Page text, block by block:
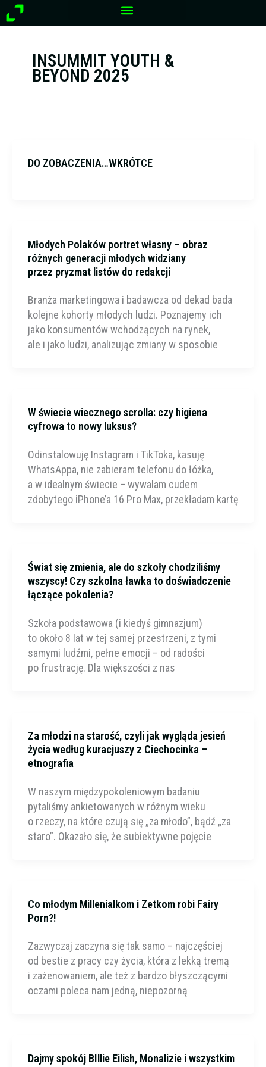
Przejdź
do
INSUMMIT YOUTH &
BEYOND 2025
DO ZOBACZENIA…WKRÓTCE
Młodych Polaków portret własny – obraz
różnych generacji młodych widziany
przez pryzmat listów do redakcji
Branża marketingowa i badawcza od dekad bada
kolejne kohorty młodych ludzi. Poznajemy ich
jako konsumentów wchodzących na rynek,
ale i jako ludzi, analizując zmiany w sposobie
W świecie wiecznego scrolla: czy higiena
cyfrowa to nowy luksus?
Odinstalowuję Instagram i TikToka, kasuję
WhatsAppa, nie zabieram telefonu do łóżka,
a w idealnym świecie – wywalam cudem
zdobytego iPhone’a 16 Pro Max, przekładam kartę
Świat się zmienia, ale do szkoły chodziliśmy
wszyscy! Czy szkolna ławka to doświadczenie
łączące pokolenia?
Szkoła podstawowa (i kiedyś gimnazjum)
to około 8 lat w tej samej przestrzeni, z tymi
samymi ludźmi, pełne emocji – od radości
po frustrację. Dla większości z nas
Za młodzi na starość, czyli jak wygląda jesień
życia według kuracjuszy z Ciechocinka –
etnografia
W naszym międzypokoleniowym badaniu
pytaliśmy ankietowanych w różnym wieku
o rzeczy, na które czują się „za młodo”, bądź „za
staro”. Okazało się, że subiektywne pojęcie
Co młodym Millenialkom i Zetkom robi Fairy
Porn?!
Zazwyczaj zaczyna się tak samo – najczęściej
od bestie z pracy czy życia, która z lekką tremą
i zażenowaniem, ale też z bardzo błyszczącymi
oczami poleca nam jedną, niepozorną
Dajmy spokój BIllie Eilish, Monalizie i wszystkim